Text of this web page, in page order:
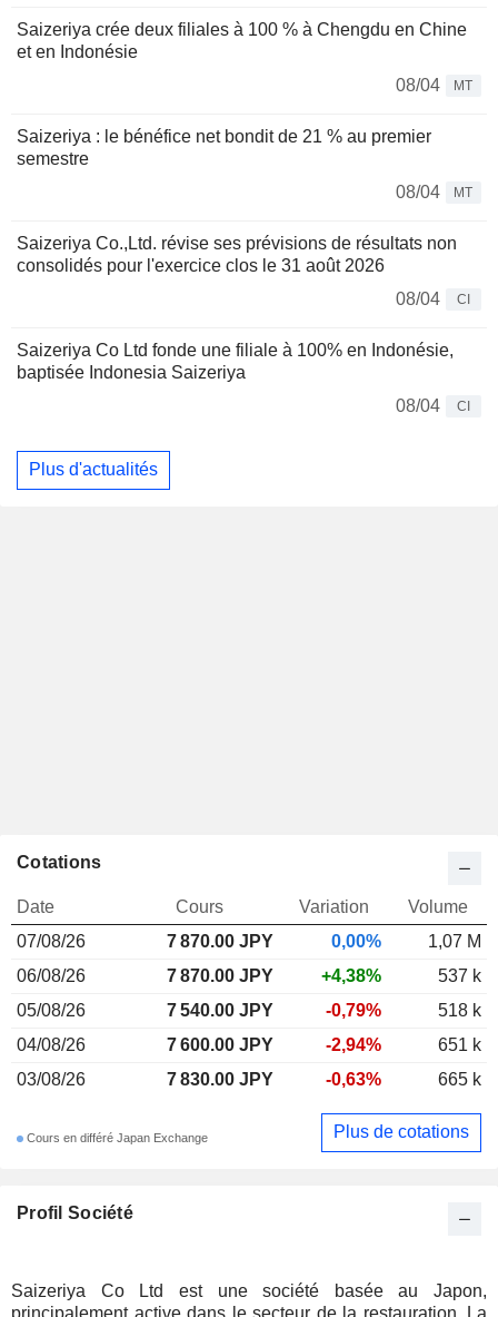
Saizeriya crée deux filiales à 100 % à Chengdu en Chine
et en Indonésie
08/04
MT
Saizeriya : le bénéfice net bondit de 21 % au premier
semestre
08/04
MT
Saizeriya Co.,Ltd. révise ses prévisions de résultats non
consolidés pour l'exercice clos le 31 août 2026
08/04
CI
Saizeriya Co Ltd fonde une filiale à 100% en Indonésie,
baptisée Indonesia Saizeriya
08/04
CI
Plus d'actualités
Profil Société
Saizeriya Co Ltd est une société basée au Japon,
principalement active dans le secteur de la restauration. La
Cotations
Date Cours Variation
Volume
07/08/26
7 870.00 JPY 0,00%
1,07 M
06/08/26
7 870.00 JPY +4,38%
537 k
05/08/26
7 540.00 JPY -0,79%
518 k
04/08/26
7 600.00 JPY -2,94%
651 k
03/08/26
7 830.00 JPY -0,63% 665 k
Cours en différé Japan Exchange Plus de cotations